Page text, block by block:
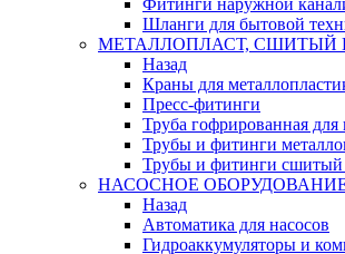
Шланги для бытовой
МЕТАЛЛОПЛАСТ, СШИТЫЙ
Назад
Краны для
Пресс-фитинги
Труба гофрированная для
Трубы и фитинги
Трубы и фитинги сшитый
НАСОСНОЕ
Назад
Автоматика для насосов
Гидроаккумуляторы и